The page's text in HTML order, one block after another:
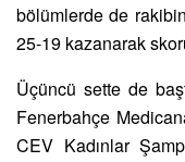
bölümlerde de
25-19 kazanarak
Üçüncü sette de
Fenerbahçe
CEV Kadınlar